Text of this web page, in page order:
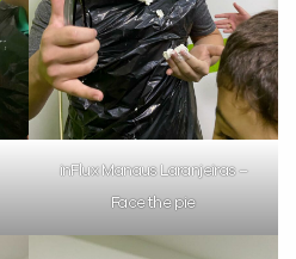
inFlux Manaus Laranjeiras –
Face the pie